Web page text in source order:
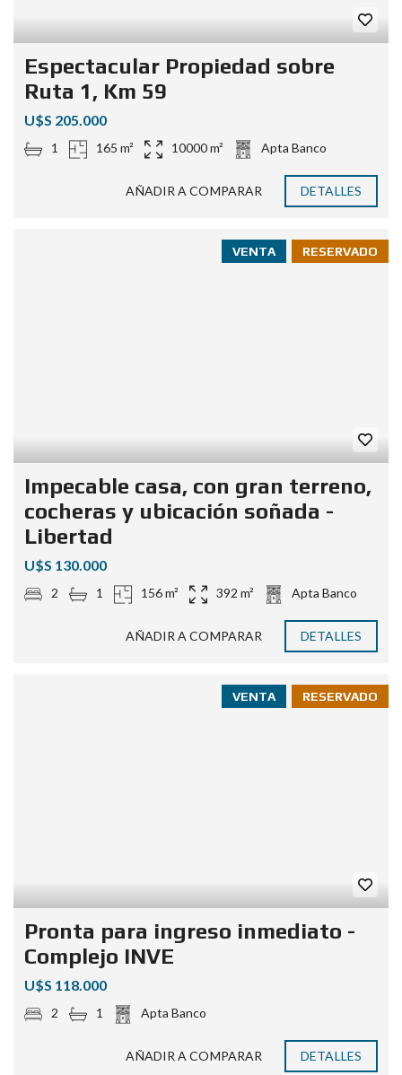
Espectacular Propiedad sobre
Ruta 1, Km 59
U$S 205.000
1 165 m² 10000 m² Apta Banco
AÑADIR A COMPARAR DETALLES
RESERVADO
VENTA
Impecable casa, con gran terreno,
cocheras y ubicación soñada -
Libertad
U$S 130.000
2 1 156 m² 392 m² Apta Banco
AÑADIR A COMPARAR DETALLES
RESERVADO
VENTA
Pronta para ingreso inmediato -
Complejo INVE
U$S 118.000
2 1 Apta Banco
AÑADIR A COMPARAR DETALLES